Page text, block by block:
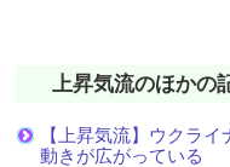
上昇気流のほかの
【上昇気流】ウクラ
動きが広がっている